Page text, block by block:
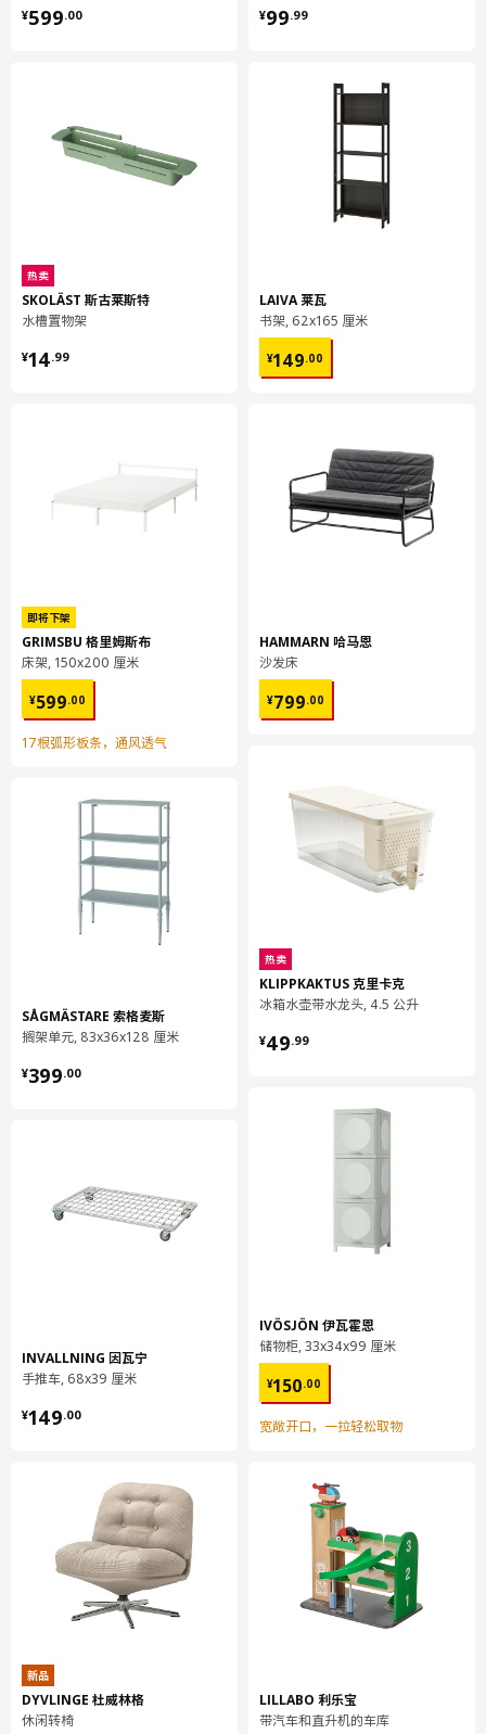
高度
100.6 厘米
BOAXEL 博阿克塞
长度
净重
0.24 公斤
0.3 公升
重量
0.24 公斤
BOAXEL 博阿克塞
长度
62 厘米
净重
0.15 公斤
容量
0.1 公升
重量
0.15 公斤
BOAXEL 博阿克塞
504.535.41
2 厘米
60 厘米
净重
4.6 公升
重量
BOAXEL 博阿克塞
3 厘米
100 厘米
净重
0.57 公斤
容量
0.8 公升
0.60 公斤
保养说明和环境和材料
保养说明
用布块沾中性清洁剂充分擦洗
用干净布块擦干
¥599.00
¥ 599.00
热卖
SKOLÄST 斯古莱斯特
水槽置物架
¥14.99
¥ 14.99
即将下架
GRIMSBU 格里姆斯布
床架, 150x200 厘米
¥599.00
¥ 599.00
17根弧形板条，通风透气
SÅGMÄSTARE 索格麦斯
搁架单元, 83x36x128 厘米
¥399.00
¥ 399.00
INVALLNING 因瓦宁
手推车, 68x39 厘米
¥149.00
¥ 149.00
新品
DYVLINGE 杜威林格
休闲转椅
¥99.99
¥ 99.99
LAIVA 莱瓦
书架, 62x165 厘米
¥149.00
¥ 149.00
HAMMARN 哈马恩
沙发床
¥799.00
¥ 799.00
热卖
KLIPPKAKTUS 克里卡克
冰箱水壶带水龙头, 4.5 公升
¥49.99
¥ 49.99
IVÖSJÖN 伊瓦霍恩
储物柜, 33x34x99 厘米
¥150.00
¥ 150.00
宽敞开口，一拉轻松取物
LILLABO 利乐宝
带汽车和直升机的车库